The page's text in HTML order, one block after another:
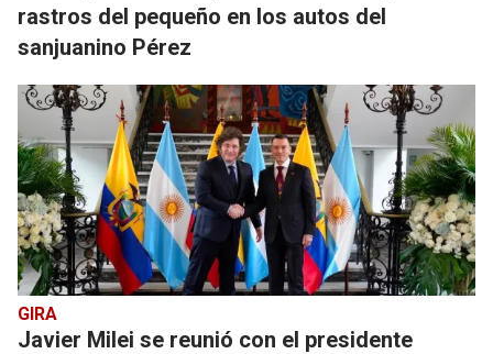
rastros del pequeño en los autos del
sanjuanino Pérez
GIRA
Javier Milei se reunió con el presidente